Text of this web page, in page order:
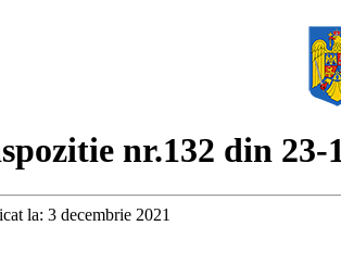
nr.132 din 23-
la: 3 decembrie 2021